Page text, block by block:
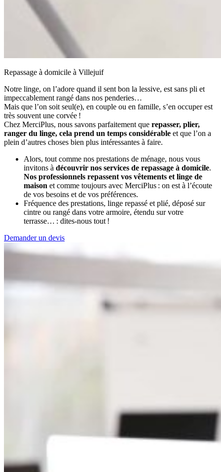
Repassage à domicile à Villejuif
Notre linge, on l’adore quand il sent bon la lessive, est sans pli et
impeccablement rangé dans nos penderies…
Mais que l’on soit seul(e), en couple ou en famille, s’en occuper est
très souvent une corvée !
Chez MerciPlus, nous savons parfaitement que repasser, plier,
ranger du linge, cela prend un temps considérable et que l’on a
plein d’autres choses bien plus intéressantes à faire.
Alors, tout comme nos prestations de ménage, nous vous
invitons à découvrir nos services de repassage à domicile.
Nos professionnels repassent vos vêtements et linge de
maison et comme toujours avec MerciPlus : on est à l’écoute
de vos besoins et de vos préférences.
Fréquence des prestations, linge repassé et plié, déposé sur
cintre ou rangé dans votre armoire, étendu sur votre
terrasse… : dites-nous tout !
Demander un devis